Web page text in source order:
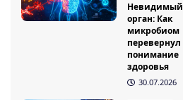
Невидимый
орган: Как
микробиом
перевернул
понимание
здоровья
30.07.2026